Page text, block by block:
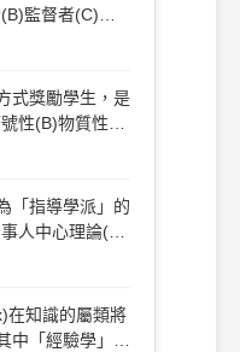
監督者(C)革
式獎勵學生，是
性(B)物質性
「指導學派」的
人中心理論(B)
商理論(D)特
在知識的屬類將
中「經驗學」這